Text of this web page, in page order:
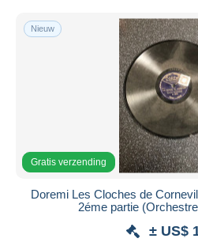
Nieuw
Gratis verzending
Doremi Les Cloches de
2éme partie
± US$